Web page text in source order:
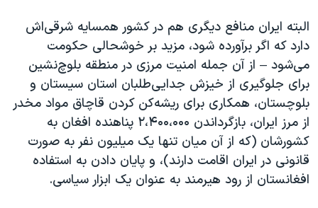
البته ایران منافع دیگری هم در کشور همسایه شرقی‌اش
دارد که اگر برآورده شود، مزید بر خوشحالی حکومت
می‌شود – از آن جمله امنیت مرزی در منطقه بلوچ‌نشین
برای جلوگیری از خیزش جدایی‌طلبان استان سیستان و
بلوچستان، همکاری برای ‌ریشه‌کن کردن قاچاق مواد مخدر
از مرز ایران، بازگرداندن ۲،۴۰۰،۰۰۰ پناهنده افغان‌ به
کشورشان (که از آن میان تنها یک میلیون نفر به صورت
قانونی در ایران اقامت دارند)، و پایان دادن به استفاده
افغانستان از رود هیرمند به عنوان یک ابزار سیاسی.